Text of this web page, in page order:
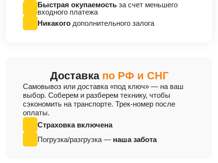
Быстрая окупаемость за счет меньшего
входного платежа
Никакого дополнительного залога
Доставка по РФ и СНГ
Cамовывоз или доставка «под ключ» — на ваш
выбор. Соберем и разберем технику, чтобы
сэкономить на транспорте. Трек-номер после
оплаты.
Страховка включена
Погрузка/разгрузка — наша забота